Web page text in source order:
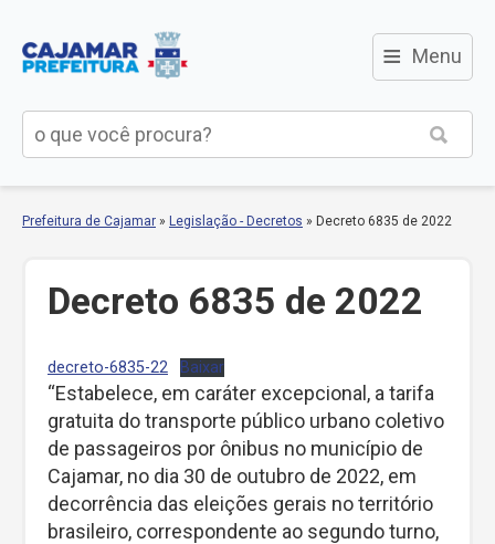
≡ Menu
Prefeitura de Cajamar » Legislação - Decretos » Decreto 6835 de 2022
Decreto 6835 de 2022
decreto-6835-22 Baixar
“Estabelece, em caráter excepcional, a tarifa
gratuita do transporte público urbano coletivo
de passageiros por ônibus no município de
Cajamar, no dia 30 de outubro de 2022, em
decorrência das eleições gerais no território
brasileiro, correspondente ao segundo turno,